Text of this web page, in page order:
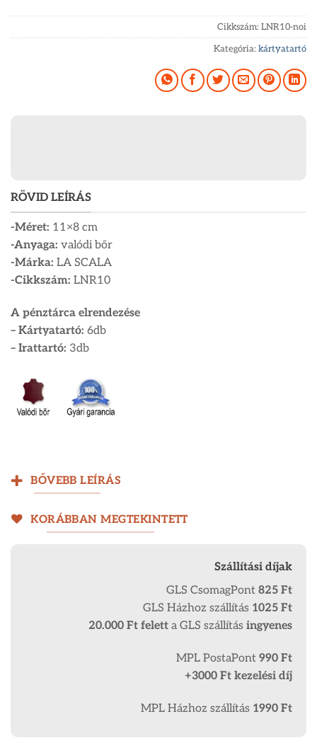
RÖVID LEÍRÁS
-Méret: 11×8 cm
-Anyaga: valódi bőr
-Márka: LA SCALA
-Cikkszám: LNR10
A pénztárca elrendezése
– Kártyatartó: 6db
– Irattartó: 3db
BŐVEBB LEÍRÁS
KORÁBBAN MEGTEKINTETT
Szállítási díjak
GLS CsomagPont 825 Ft
GLS Házhoz szállítás 1025 Ft
20.000 Ft felett a GLS szállítás ingyenes
MPL PostaPont 990 Ft
+3000 Ft kezelési díj
MPL Házhoz szállítás 1990 Ft
Cikkszám: LNR10-noi
Kategória: kártyatartó